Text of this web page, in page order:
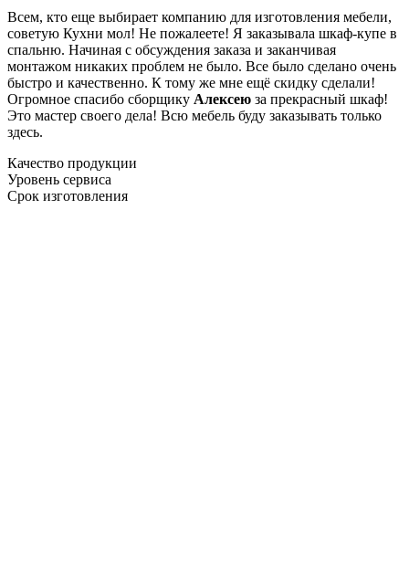
Всем, кто еще выбирает компанию для изготовления мебели,
советую Кухни мол! Не пожалеете! Я заказывала шкаф-купе в
спальню. Начиная с обсуждения заказа и заканчивая
монтажом никаких проблем не было. Все было сделано очень
быстро и качественно. К тому же мне ещё скидку сделали!
Огромное спасибо сборщику Алексею за прекрасный шкаф!
Это мастер своего дела! Всю мебель буду заказывать только
здесь.
Качество продукции
Уровень сервиса
Срок изготовления